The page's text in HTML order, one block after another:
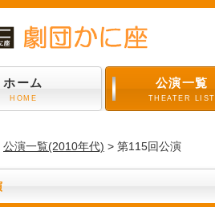
ホーム
HOME
公演一覧
THEATER LIST
公演一覧(2010年代) > 第115回公演